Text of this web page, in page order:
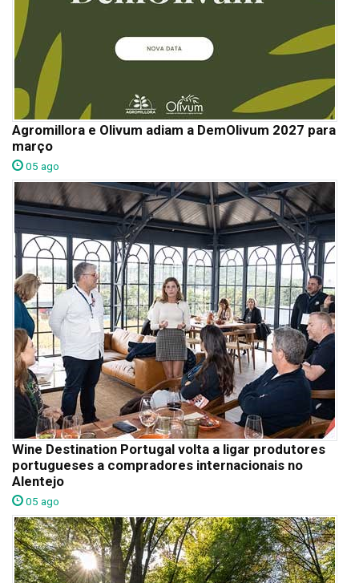
Agromillora e Olivum adiam a DemOlivum 2027 para
março
05 ago
Wine Destination Portugal volta a ligar produtores
portugueses a compradores internacionais no
Alentejo
05 ago